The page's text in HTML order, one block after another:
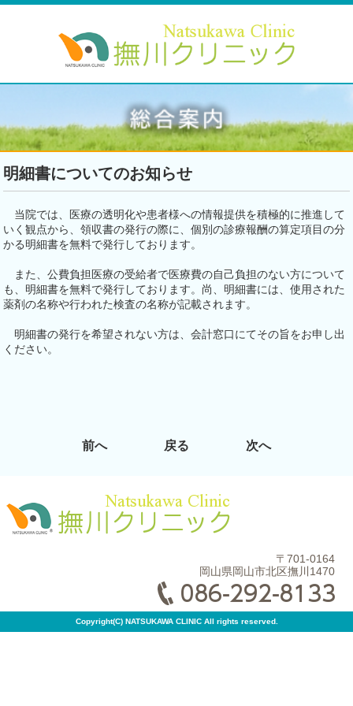
明細書についてのお知らせ
当院では、医療の透明化や患者様への情報提供を積極的に推進して
いく観点から、領収書の発行の際に、個別の診療報酬の算定項目の分
かる明細書を無料で発行しております。
また、公費負担医療の受給者で医療費の自己負担のない方について
も、明細書を無料で発行しております。尚、明細書には、使用された
薬剤の名称や行われた検査の名称が記載されます。
明細書の発行を希望されない方は、会計窓口にてその旨をお申し出
ください。
前へ 戻る 次へ
〒701-0164
岡山県岡山市北区撫川1470
Copyright(C) NATSUKAWA CLINIC All rights reserved.